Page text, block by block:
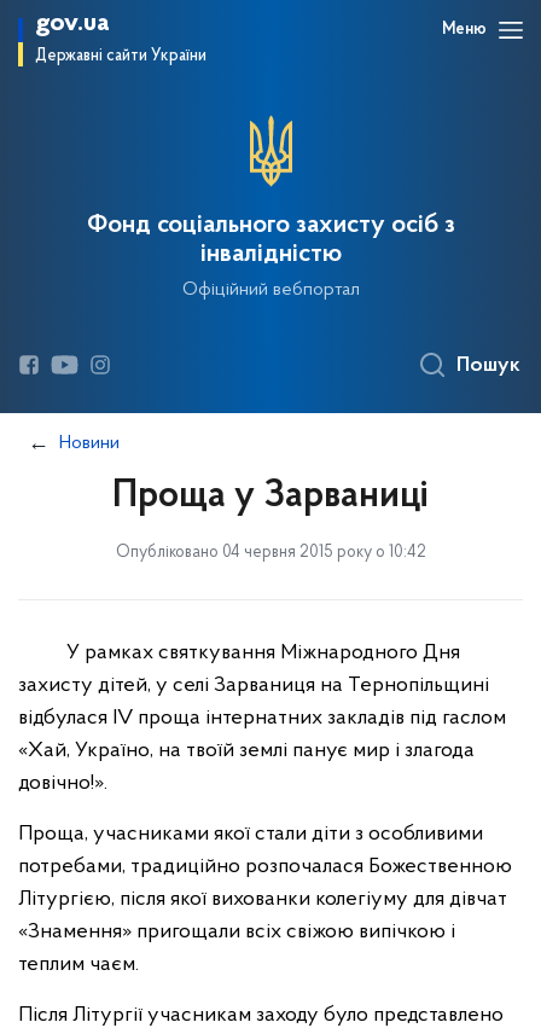
gov.ua
Державні сайти України
Меню
Фонд соціального захисту осіб з
інвалідністю
Офіційний вебпортал
Пошук
Новини
Проща у Зарваниці
Опубліковано 04 червня 2015 року о 10:42
У рамках святкування Міжнародного Дня
захисту дітей, у селі Зарваниця на Тернопільщині
відбулася ІV проща інтернатних закладів під гаслом
«Хай, Україно, на твоїй землі панує мир і злагода
довічно!».
Проща, учасниками якої стали діти з особливими
потребами, традиційно розпочалася Божественною
Літургією, після якої вихованки колегіуму для дівчат
«Знамення» пригощали всіх свіжою випічкою і
теплим чаєм.
Після Літургії учасникам заходу було представлено